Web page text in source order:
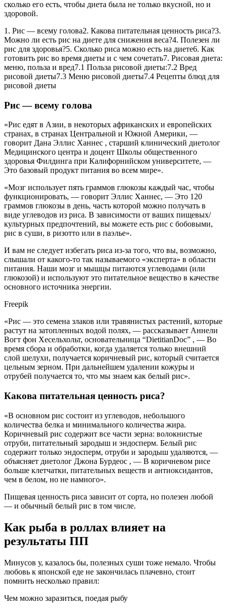
сколько его есть, чтобы диета была не только вкусной, но и
здоровой.
1. Рис — всему голова2. Какова питательная ценность риса?3.
Можно ли есть рис на диете для снижения веса?4. Полезен ли
рис для здоровья?5. Сколько риса можно есть на диете6. Как
готовить рис во время диеты и с чем сочетать7. Рисовая диета:
меню, польза и вред7.1 Польза рисовой диеты:7.2 Вред
рисовой диеты7.3 Меню рисовой диеты7.4 Рецепты блюд для
рисовой диеты
Рис — всему голова
«Рис едят в Азии, в некоторых африканских и европейских
странах, в странах Центральной и Южной Америки, —
говорит Дана Эллис Ханнес , старший клинический диетолог
Медицинского центра и доцент Школы общественного
здоровья Филдинга при Калифорнийском университете, —
Это базовый продукт питания во всем мире».
«Мозг использует пять граммов глюкозы каждый час, чтобы
функционировать, — говорит Эллис Ханнес, — Это 120
граммов глюкозы в день, часть которой можно получать в
виде углеводов из риса. В зависимости от ваших пищевых/
культурных предпочтений, вы можете есть рис с бобовыми,
рис в суши, в ризотто или в паэлье».
И вам не следует избегать риса из-за того, что вы, возможно,
слышали от какого-то так называемого «эксперта» в области
питания. Наши мозг и мышцы питаются углеводами (или
глюкозой) и используют это питательное вещество в качестве
основного источника энергии.
Freepik
«Рис — это семена злаков или травянистых растений, которые
растут на затопленных водой полях, — рассказывает Аннели
Вогт фон Хесельхольт, основательница “DietitianDoc” , — Во
время сбора и обработки, когда удаляется только внешний
слой шелухи, получается коричневый рис, который считается
цельным зерном. При дальнейшем удалении кожуры и
отрубей получается то, что мы знаем как белый рис».
Какова питательная ценность риса?
«В основном рис состоит из углеводов, небольшого
количества белка и минимального количества жира.
Коричневый рис содержит все части зерна: волокнистые
отруби, питательный зародыш и эндосперм. Белый рис
содержит только эндосперм, отруби и зародыш удаляются, —
объясняет диетолог Джона Бурдеос , — В коричневом рисе
больше клетчатки, питательных веществ и антиоксидантов,
чем в белом, но не намного».
Пищевая ценность риса зависит от сорта, но полезен любой
— и обычный белый рис в том числе.
Как рыба в роллах влияет на
результаты ПП
Минусов у, казалось бы, полезных суши тоже немало. Чтобы
любовь к японской еде не закончилась плачевно, стоит
помнить несколько правил:
Чем можно заразиться, поедая рыбу